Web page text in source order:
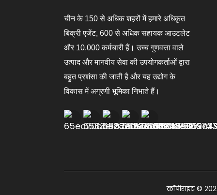
चीन के 150 से अधिक शहरों में हमारे अधिकृत
बिक्री एजेंट, 600 से अधिक सहायक आउटलेट
और 10,000 कर्मचारी हैं। उच्च गुणवत्ता वाले
उत्पाद और मानवीय सेवा की उपयोगकर्ताओं द्वारा
बहुत प्रशंसा की जाती है और यह उद्योग के
विकास में अग्रणी भूमिका निभाते हैं।
कॉपीराइट ©